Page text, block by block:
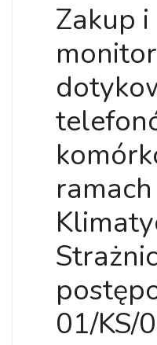
Zakup
01/KS/